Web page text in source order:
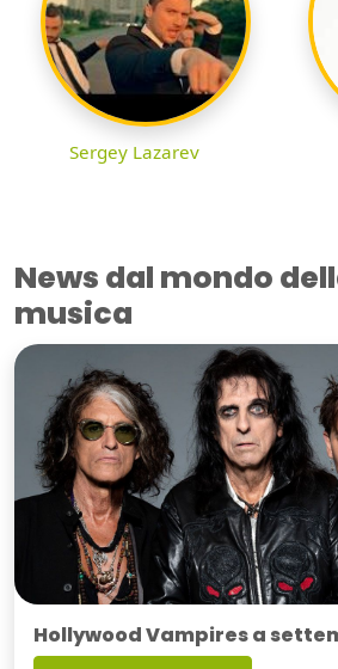
Sergey Lazarev
News dal mondo
musica
Hollywood Vampires a